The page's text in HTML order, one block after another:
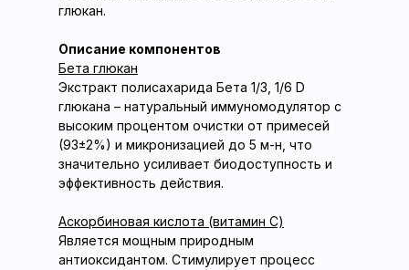
глюкан.
Описание компонентов
Бета глюкан
Экстракт полисахарида Бета 1/3, 1/6 D
глюкана – натуральный иммуномодулятор с
высоким процентом очистки от примесей
(93±2%) и микронизацией до 5 м-н, что
значительно усиливает биодоступность и
эффективность действия.
Аскорбиновая кислота (витамин С)
Является мощным природным
антиоксидантом. Стимулирует процесс